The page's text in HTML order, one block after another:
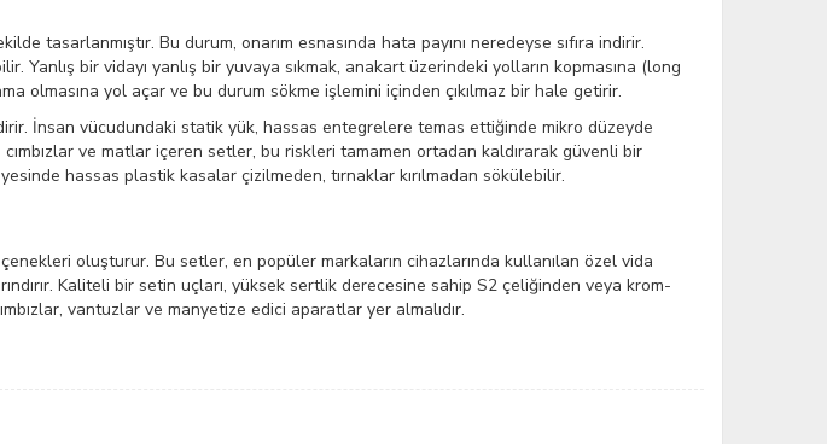
tasarlanmıştır. Bu durum, onarım esnasında hata payını neredeyse sıfıra indirir.
Yanlış bir vidayı yanlış bir yuvaya sıkmak, anakart üzerindeki yolların kopmasına (long
olmasına yol açar ve bu durum sökme işlemini içinden çıkılmaz bir hale getirir.
İnsan vücudundaki statik yük, hassas entegrelere temas ettiğinde mikro düzeyde
ve matlar içeren setler, bu riskleri tamamen ortadan kaldırarak güvenli bir
hassas plastik kasalar çizilmeden, tırnaklar kırılmadan sökülebilir.
oluşturur. Bu setler, en popüler markaların cihazlarında kullanılan özel vida
Kaliteli bir setin uçları, yüksek sertlik derecesine sahip S2 çeliğinden veya krom-
vantuzlar ve manyetize edici aparatlar yer almalıdır.